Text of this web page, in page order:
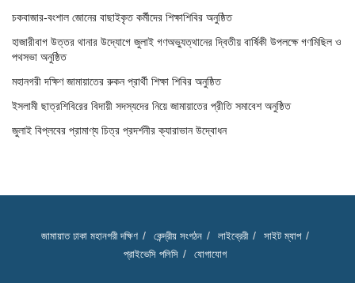
চকবাজার-বংশাল জোনের বাছাইকৃত কর্মীদের শিক্ষাশিবির অনুষ্ঠিত
হাজারীবাগ উত্তর থানার উদ্যোগে জুলাই গণঅভ্যুত্থানের দ্বিতীয় বার্ষিকী উপলক্ষে গণমিছিল ও
পথসভা অনুষ্ঠিত
মহানগরী দক্ষিণ জামায়াতের রুকন প্রার্থী শিক্ষা শিবির অনুষ্ঠিত
ইসলামী ছাত্রশিবিরের বিদায়ী সদস্যদের নিয়ে জামায়াতের প্রীতি সমাবেশ অনুষ্ঠিত
জুলাই বিপ্লবের প্রামাণ্য চিত্র প্রদর্শনীর ক্যারাভান উদ্বোধন
জামায়াত ঢাকা মহানগরী দক্ষিণ কেন্দ্রীয় সংগঠন লাইব্রেরী
সাইট ম্যাপ
প্রাইভেসি পলিসি
যোগাযোগ